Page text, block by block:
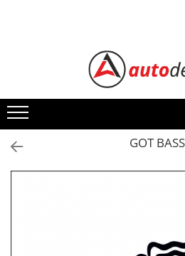
ALFA ROMEO
BMW
CHEVROLET
GOT